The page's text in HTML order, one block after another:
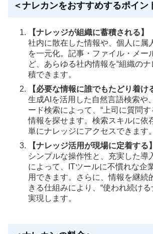
＜ナレカンをおすすめするポイン
【ナレッジが組織に蓄積される】
社内に散在した情報や、個人に属
を一元化。記事・ファイル・メー
ど、あらゆる社内情報を“組織のナ
積できます。
【必要な情報に誰でもたどり着け
生成AIを活用した自然言語検索や
ード検索によって、“上司に質問す
情報を探せます。検索スキルに依
単にナレッジにアクセスできます。
【ナレッジ活用が現場に定着する】
シンプルな操作性と、充実した導
によって、ITツールに不慣れな企
用できます。さらに、情報を継続
きる仕組みにより、“使われ続ける
実現します。